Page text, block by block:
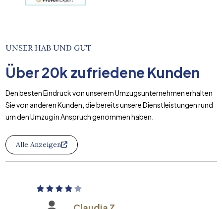
UNSER HAB UND GUT
Über20k zufriedene Kunden
Den besten Eindruck von unserem Umzugsunternehmen erhalten
Sie von anderen Kunden, die bereits unsere Dienstleistungen rund
um den Umzug in Anspruch genommen haben.
Alle Anzeigen